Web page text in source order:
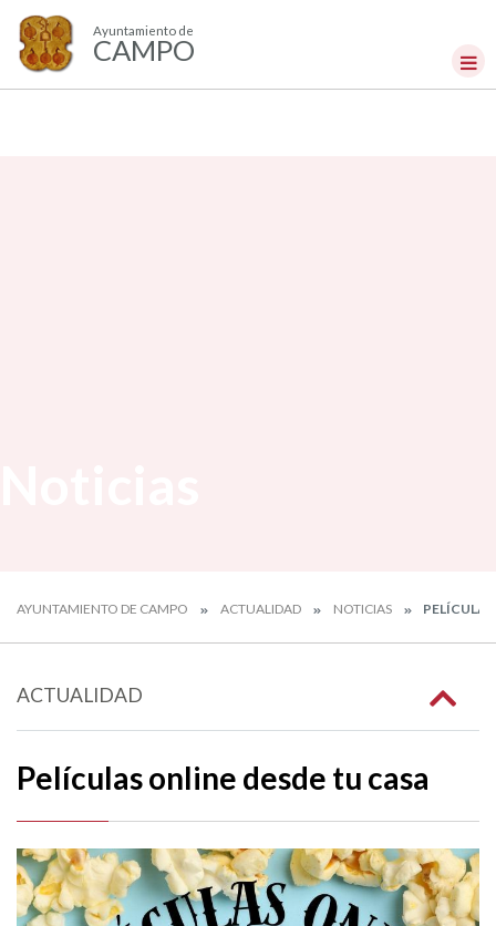
Ayuntamiento de
CAMPO
AYUNTAMIENTO DE CAMPO ACTUALIDAD NOTICIAS
ACTUALIDAD
Películas online desde tu casa